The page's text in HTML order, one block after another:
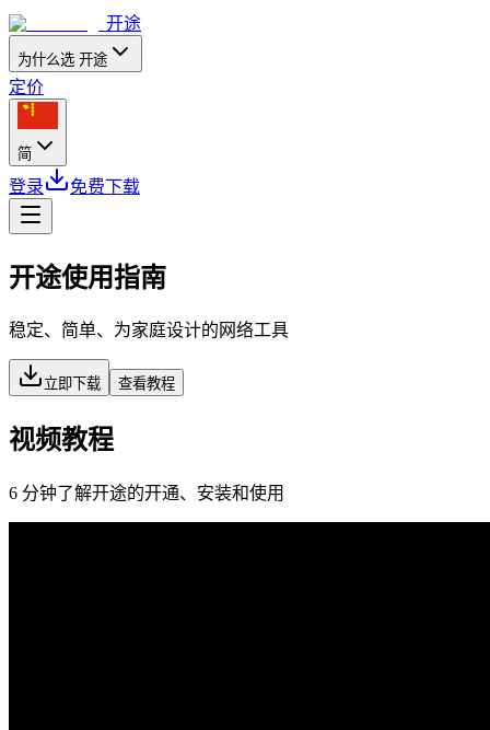
开途
为什么选 开途
定价
简
登录 免费下载
开途使用指南
稳定、简单、为家庭设计的网络工具
立即下载 查看教程
视频教程
6 分钟了解开途的开通、安装和使用